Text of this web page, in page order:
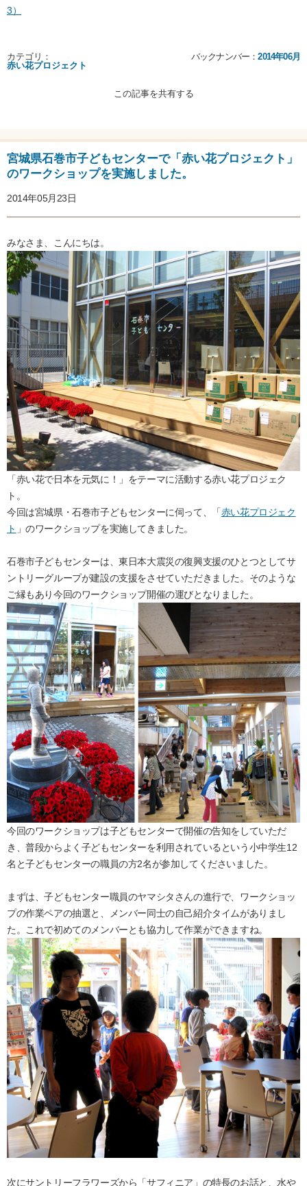
3）
カテゴリ：
赤い花プロジェクト
バックナンバー：2014年06月
この記事を共有する
宮城県石巻市子どもセンターで「赤い花プロジェクト」
のワークショップを実施しました。
2014年05月23日
みなさま、こんにちは。
「赤い花で日本を元気に！」をテーマに活動する赤い花プロジェク
ト。
今回は宮城県・石巻市子どもセンターに伺って、「赤い花プロジェク
ト 」のワークショップを実施してきました。
石巻市子どもセンターは、東日本大震災の復興支援のひとつとしてサ
ントリーグループが建設の支援をさせていただきました。そのような
ご縁もあり今回のワークショップ開催の運びとなりました。
今回のワークショップは子どもセンターで開催の告知をしていただ
き、普段からよく子どもセンターを利用されているという小中学生12
名と子どもセンターの職員の方2名が参加してくださいました。
まずは、子どもセンター職員のヤマシタさんの進行で、ワークショッ
プの作業ペアの抽選と、メンバー同士の自己紹介タイムがありまし
た。これで初めてのメンバーとも協力して作業ができますね。
次にサントリーフラワーズから「サフィニア」の特長のお話と、水や